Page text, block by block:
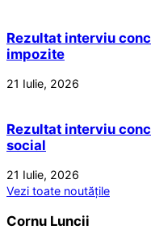
Rezultat interviu
impozite
21 Iulie, 2026
Rezultat interviu
social
21 Iulie, 2026
Vezi toate noutățile
Cornu Luncii